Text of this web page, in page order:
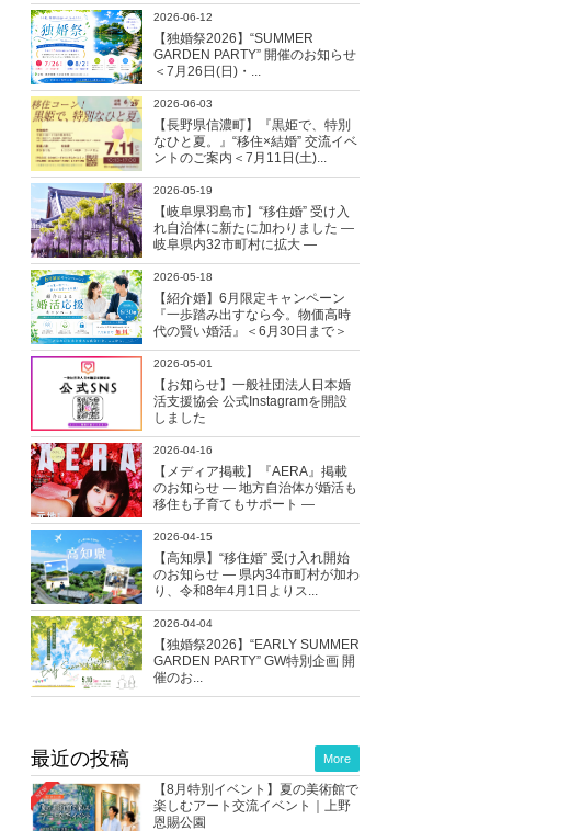
2026-06-12
【独婚祭2026】“SUMMER
GARDEN PARTY” 開催のお知らせ
＜7月26日(日)・...
2026-06-03
【長野県信濃町】『黒姫で、特別
なひと夏。』“移住×結婚” 交流イベ
ントのご案内＜7月11日(土)...
2026-05-19
【岐阜県羽島市】“移住婚” 受け入
れ自治体に新たに加わりました ―
岐阜県内32市町村に拡大 ―
2026-05-18
【紹介婚】6月限定キャンペーン
『一歩踏み出すなら今。物価高時
代の賢い婚活』＜6月30日まで＞
2026-05-01
【お知らせ】一般社団法人日本婚
活支援協会 公式Instagramを開設
しました
2026-04-16
【メディア掲載】『AERA』掲載
のお知らせ ― 地方自治体が婚活も
移住も子育てもサポート ―
2026-04-15
【高知県】“移住婚” 受け入れ開始
のお知らせ ― 県内34市町村が加わ
り、令和8年4月1日よりス...
2026-04-04
【独婚祭2026】“EARLY SUMMER
GARDEN PARTY” GW特別企画 開
催のお...
最近の投稿
【8月特別イベント】夏の美術館で
楽しむアート交流イベント｜上野
恩賜公園
More